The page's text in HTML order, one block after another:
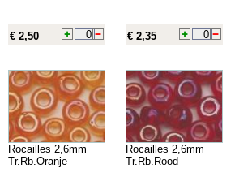
€ 2,50 € 2,35
Rocailles 2,6mm
Tr.Rb.Oranje
Rocailles 2,6mm
Tr.Rb.Rood